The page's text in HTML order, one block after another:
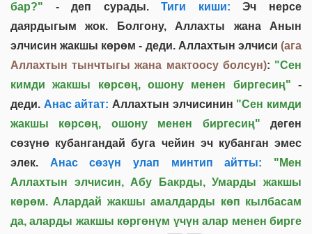
бар?" - деп сурады.Тиги киши: Эч нерсе
даярдыгым жок. Болгону, Аллахты жана Анын
элчисин жакшы көрөм - деди. Аллахтын элчиси (ага
Аллахтын тынчтыгы жана мактоосу болсун): "Сен
кимди жакшы көрсөң, ошону менен биргесиң" -
деди. Анас айтат: Аллахтын элчисинин "Сен кимди
жакшы көрсөң, ошону менен биргесиң" деген
сөзүнө кубангандай буга чейин эч кубанган эмес
элек. Анас сөзүн улап минтип айтты:
"Мен
Аллахтын элчисин, Абу Бакрды, Умарды жакшы
көрөм. Алардай жакшы амалдарды көп кылбасам
да, аларды жакшы көргөнүм үчүн алар менен бирге